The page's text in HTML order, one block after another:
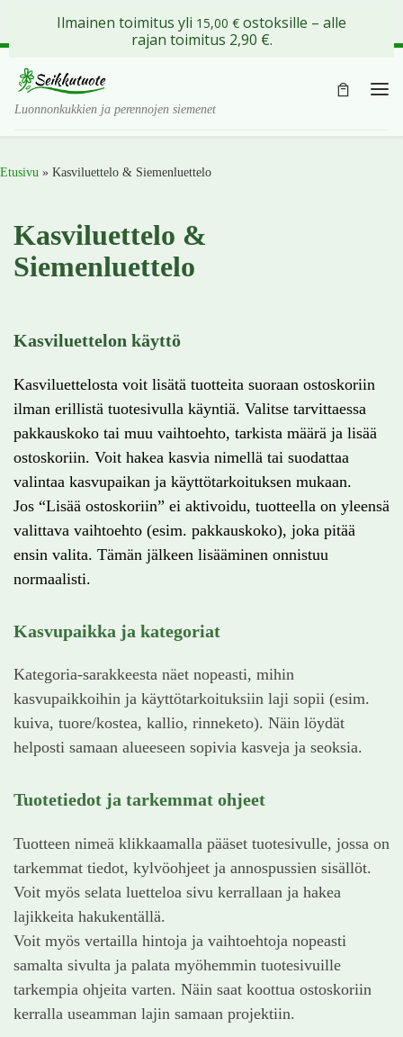
Skip to content
Luonnonkukkien ja perennojen siemenet
Etusivu » Kasviluettelo & Siemenluettelo
Kasviluettelo &
Siemenluettelo
Kasviluettelon käyttö
Kasviluettelosta voit lisätä tuotteita suoraan ostoskoriin
ilman erillistä tuotesivulla käyntiä. Valitse tarvittaessa
pakkauskoko tai muu vaihtoehto, tarkista määrä ja lisää
ostoskoriin. Voit hakea kasvia nimellä tai suodattaa
valintaa kasvupaikan ja käyttötarkoituksen mukaan.
Jos “Lisää ostoskoriin” ei aktivoidu, tuotteella on yleensä
valittava vaihtoehto (esim. pakkauskoko), joka pitää
ensin valita. Tämän jälkeen lisääminen onnistuu
normaalisti.
Kasvupaikka ja kategoriat
Kategoria-sarakkeesta näet nopeasti, mihin
kasvupaikkoihin ja käyttötarkoituksiin laji sopii (esim.
kuiva, tuore/kostea, kallio, rinneketo). Näin löydät
helposti samaan alueeseen sopivia kasveja ja seoksia.
Tuotetiedot ja tarkemmat ohjeet
Tuotteen nimeä klikkaamalla pääset tuotesivulle, jossa on
tarkemmat tiedot, kylvöohjeet ja annospussien sisällöt.
Voit myös selata luetteloa sivu kerrallaan ja hakea
lajikkeita hakukentällä.
Voit myös vertailla hintoja ja vaihtoehtoja nopeasti
samalta sivulta ja palata myöhemmin tuotesivuille
tarkempia ohjeita varten. Näin saat koottua ostoskoriin
kerralla useamman lajin samaan projektiin.
Ilmainen toimitus yli 15,00 € ostoksille – alle
rajan toimitus 2,90 €.